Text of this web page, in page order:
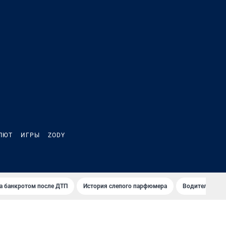
ИГРЫ ZODY
банкротом после ДТП История слепого парфюмера Водители